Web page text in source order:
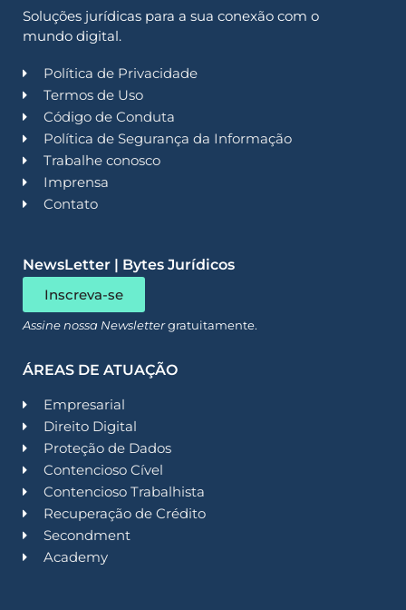
Soluções jurídicas para a sua conexão com o
mundo digital.
Política de Privacidade
Termos de Uso
Código de Conduta
Política de Segurança da Informação
Trabalhe conosco
Imprensa
Contato
NewsLetter | Bytes Jurídicos
Inscreva-se
Assine nossa Newslettergratuitamente.
ÁREAS DE ATUAÇÃO
Empresarial
Direito Digital
Proteção de Dados
Contencioso Cível
Contencioso Trabalhista
Recuperação de Crédito
Secondment
Academy